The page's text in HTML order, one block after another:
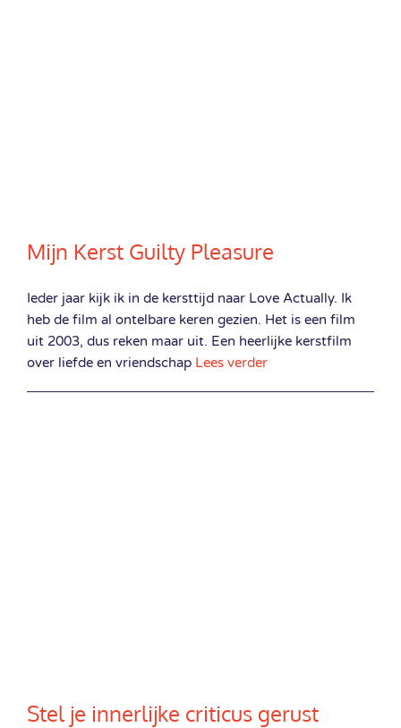
Mijn Kerst Guilty Pleasure
Ieder jaar kijk ik in de kersttijd naar Love Actually. Ik
heb de film al ontelbare keren gezien. Het is een film
uit 2003, dus reken maar uit. Een heerlijke kerstfilm
over liefde en vriendschap Lees verder
Stel je innerlijke criticus gerust